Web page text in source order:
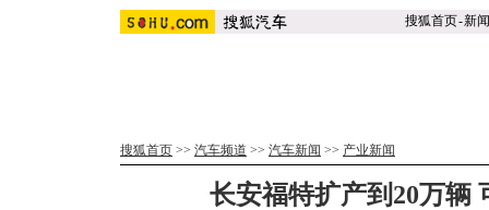
搜狐首页-新闻
搜狐首页 >> 汽车频道 >> 汽车新闻 >> 产业新闻
长安福特扩产到20万辆